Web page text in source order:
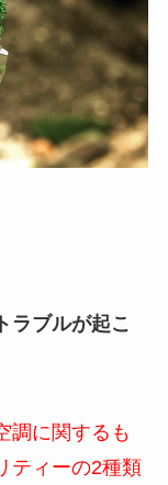
ラブルが起こ
調に関するも
ティーの2種類